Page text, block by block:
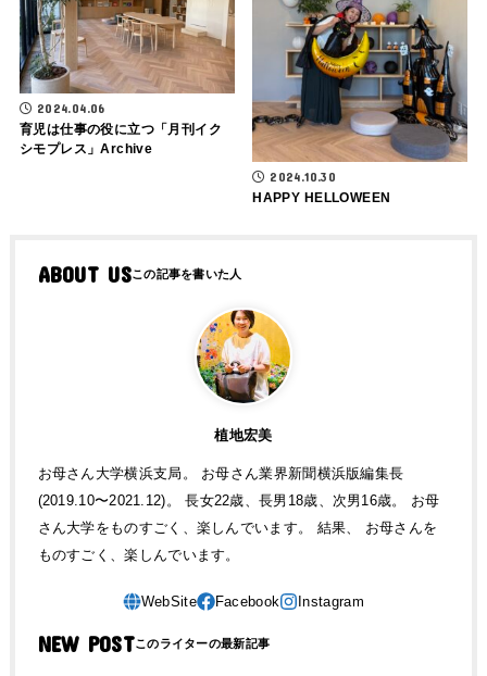
2024.04.06
育児は仕事の役に立つ「月刊イク
シモプレス」Archive
2024.10.30
HAPPY HELLOWEEN
ABOUT US
植地宏美
お母さん大学横浜支局。 お母さん業界新聞横浜版編集長
(2019.10〜2021.12)。 長女22歳、長男18歳、次男16歳。 お母
さん大学をものすごく、楽しんでいます。 結果、 お母さんを
ものすごく、楽しんでいます。
NEW POST